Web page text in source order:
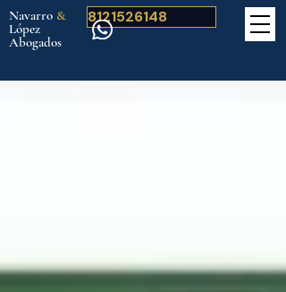
Navarro &
López
Abogados
8121526148